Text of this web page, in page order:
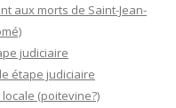
aux morts de Saint-Jean-
judiciaire
étape judiciaire
(poitevine?)